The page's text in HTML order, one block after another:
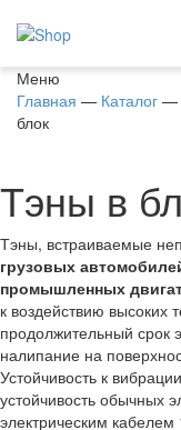
Меню
Главная — Каталог —
блок
Тэны в
Тэны, встраиваемые
грузовых
промышленных
к воздействию высоких
продолжительный срок
налипание на
Устойчивость к
устойчивость обычных
электрическим